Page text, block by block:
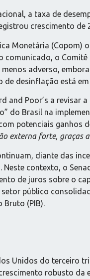
a taxa de
crescimento
Monetária
comunicado, o
adverso,
de desinflação está
and Poor’s a revisar
do Brasil na
potenciais ganhos
externa forte,
diante das
contexto, o
de juros sobre o
público
(PIB).
Unidos do terceiro
robusto